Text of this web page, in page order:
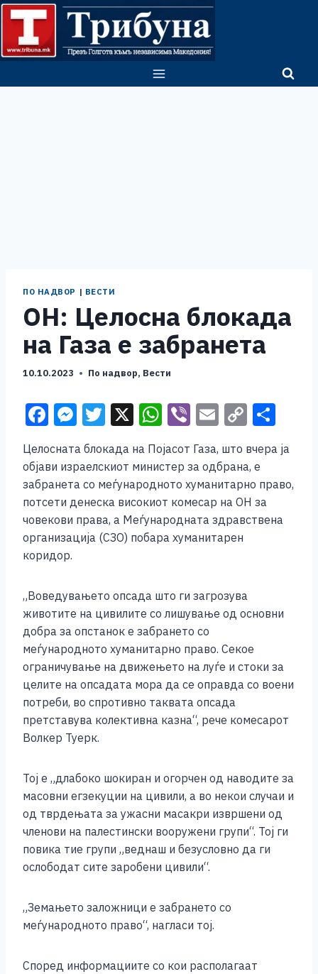
Skip
content
ПО НАДВОР | ВЕСТИ
ОН: Целосна блокада
на Газа е забранета
10.10.2023 По надвор, Вести
F
c
e
b
o
o
M
e
ss
e
n
g
er
T
tt
er
X W
h
at
s
A
p
p
Vi
b
er
E
ai
l
C
p
y
Li
n
h
ar
e
Целосната блокада на Појасот Газа, што вчера ја
објави израелскиот министер за одбрана, е
забранета со меѓународното хуманитарно право,
потсети денеска високиот комесар на ОН за
човекови права, а Меѓународната здравствена
организација (СЗО) побара хуманитарен
коридор.
„Воведувањето опсада што ги загрозува
животите на цивилите со лишување од основни
добра за опстанок е забрането со
меѓународното хуманитарно право. Секое
ограничување на движењето на луѓе и стоки за
целите на опсадата мора да се оправда со воени
потреби, во спротивно таквата опсада
претставува колективна казна“, рече комесарот
Волкер Туерк.
Тој е „длабоко шокиран и огорчен од наводите за
масовни егзекуции на цивили, а во некои случаи и
од тврдењата за ужасни масакри извршени од
членови на палестински вооружени групи“. Тој ги
повика тие групи „веднаш и безусловно да ги
ослободат сите заробени цивили“.
„Земањето заложници е забрането со
меѓународното право“, нагласи тој.
Според информациите со кои располагаат